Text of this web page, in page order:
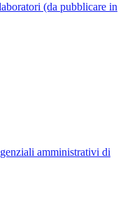
(da pubblicare in
amministrativi di